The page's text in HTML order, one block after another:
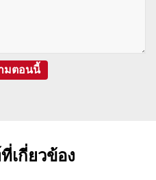
มตอนนี้
กี่ยวข้อง